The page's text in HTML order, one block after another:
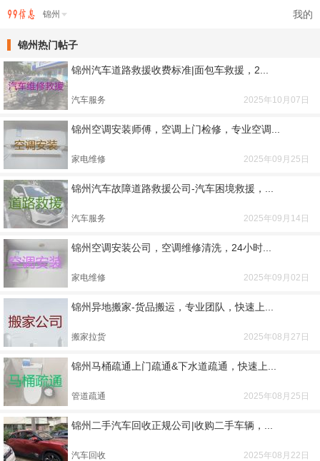
我的
锦州
锦州热门帖子
锦州汽车道路救援收费标准|面包车救援，2...
汽车服务 2025年10月07日
锦州空调安装师傅，空调上门检修，专业空调...
家电维修 2025年09月25日
锦州汽车故障道路救援公司-汽车困境救援，...
汽车服务 2025年09月14日
锦州空调安装公司，空调维修清洗，24小时...
家电维修 2025年09月02日
锦州异地搬家-货品搬运，专业团队，快速上...
搬家拉货 2025年08月27日
锦州马桶疏通上门疏通&下水道疏通，快速上...
管道疏通 2025年08月25日
锦州二手汽车回收正规公司|收购二手车辆，...
汽车回收 2025年08月22日